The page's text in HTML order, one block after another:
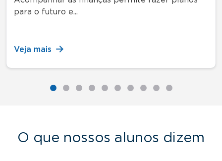
para o futuro e...
Veja mais
O que nossos alunos dizem